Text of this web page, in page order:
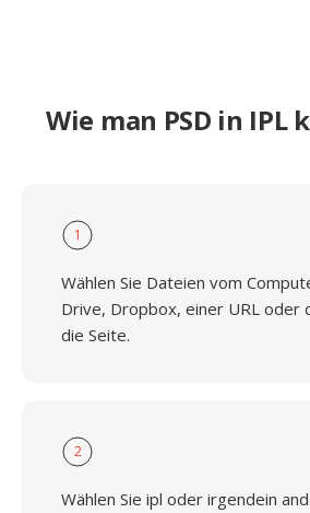
Wie man PSD in
1
Wählen Sie Dateien vom
Drive, Dropbox, einer URL oder
die Seite.
2
Wählen Sie ipl oder irgendein